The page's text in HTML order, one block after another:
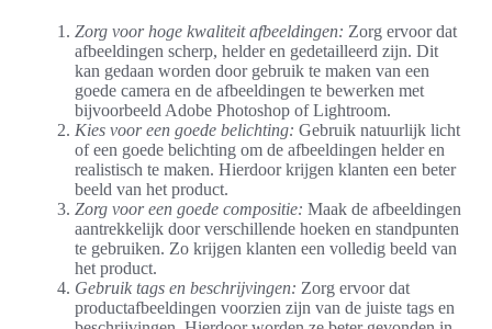
Zorg voor hoge kwaliteit afbeeldingen: Zorg ervoor dat
afbeeldingen scherp, helder en gedetailleerd zijn. Dit
kan gedaan worden door gebruik te maken van een
goede camera en de afbeeldingen te bewerken met
bijvoorbeeld Adobe Photoshop of Lightroom.
Kies voor een goede belichting: Gebruik natuurlijk licht
of een goede belichting om de afbeeldingen helder en
realistisch te maken. Hierdoor krijgen klanten een beter
beeld van het product.
Zorg voor een goede compositie: Maak de afbeeldingen
aantrekkelijk door verschillende hoeken en standpunten
te gebruiken. Zo krijgen klanten een volledig beeld van
het product.
Gebruik tags en beschrijvingen: Zorg ervoor dat
productafbeeldingen voorzien zijn van de juiste tags en